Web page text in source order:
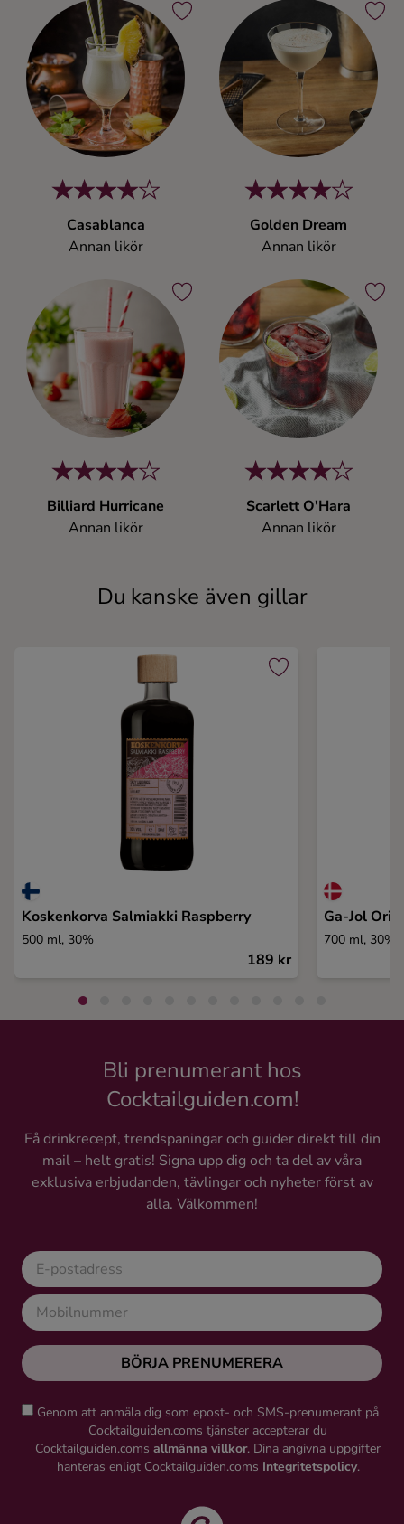
Casablanca
Annan likör
Golden Dream
Annan likör
Billiard Hurricane
Annan likör
Scarlett O'Hara
Annan likör
Du kanske även gillar
Koskenkorva Salmiakki Raspberry
500 ml, 30%
189 kr
Ga-Jol
700 ml, 30%
Bli prenumerant hos
Cocktailguiden.com!
Få drinkrecept, trendspaningar och guider direkt till din
mail – helt gratis! Signa upp dig och ta del av våra
exklusiva erbjudanden, tävlingar och nyheter först av
alla. Välkommen!
BÖRJA PRENUMERERA
Genom att anmäla dig som epost- och SMS-prenumerant på
Cocktailguiden.coms tjänster accepterar du
Cocktailguiden.coms allmänna villkor. Dina angivna uppgifter
hanteras enligt Cocktailguiden.coms Integritetspolicy.